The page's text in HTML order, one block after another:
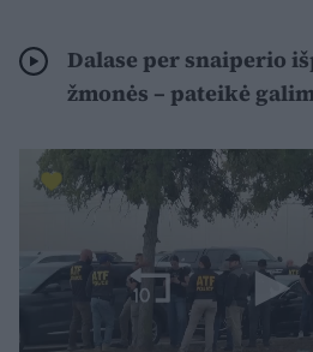
Dalase per snaiperio
žmonės – pateikė